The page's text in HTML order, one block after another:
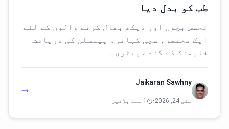
طب کو بدل دیا
تجسس بچوں اور دیکھ بھال کرنے والوں کے لئے
ایک مختصر، سچی کہانی۔ پینسلن کی دریافت
فلیمنگ کے گندے پیٹری…
Jaikaran Sawhny
مئی 24, 2026 • 1 منٹ پڑھیں